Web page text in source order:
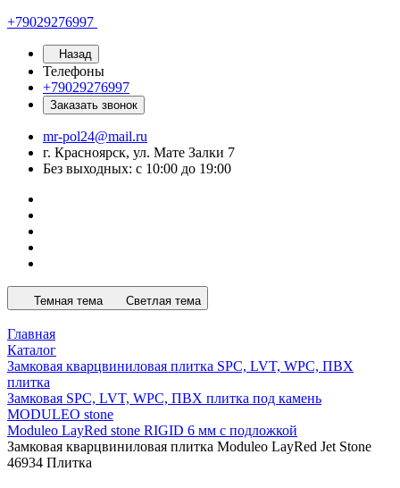
+79029276997
Назад
Телефоны
+79029276997
Заказать звонок
mr-pol24@mail.ru
г. Красноярск, ул. Мате Залки 7
Без выходных: с 10:00 до 19:00
Темная тема Светлая тема
Главная
Каталог
Замковая кварцвиниловая плитка SPC, LVT, WPC, ПВХ
плитка
Замковая SPC, LVT, WPC, ПВХ плитка под камень
MODULEO stone
Moduleo LayRed stone RIGID 6 мм c подложкой
Замковая кварцвиниловая плитка Moduleo LayRed Jet Stone
46934 Плитка